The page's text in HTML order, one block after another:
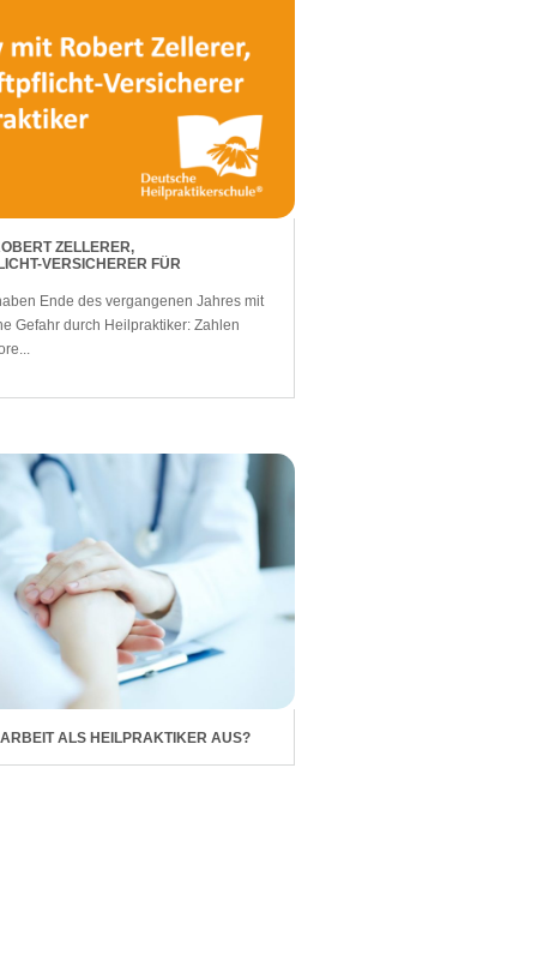
ZELLERER,
VERSICHERER FÜR
Ende des vergangenen Jahres mit
Gefahr durch Heilpraktiker: Zahlen
ALS HEILPRAKTIKER AUS?